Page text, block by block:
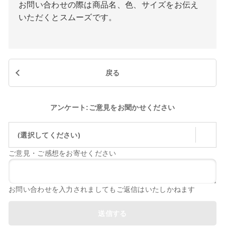
お問い合わせの際は商品名、色、サイズをお伝え
いただくとスムーズです。
戻る
アンケート:ご意見をお聞かせください
(選択してください)
ご意見・ご感想をお寄せください
お問い合わせを入力されましてもご返信はいたしかねます